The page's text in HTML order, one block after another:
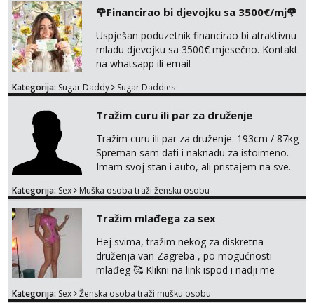
Maja
064/677-677 - Kod: #04
tel:0,93€ - mob:1,12€ min
Obavijesti me kada se oslobodi
Snježana
tel:0,93€ - mob:1,12€ min
Biljana
Tel:064/677-677- Kod: #132
tel:0,93€ - mob:1,12€ min
Obavijesti me kada se oslobodi
Alisa
Razgovaram :)
tel:0,93€ - mob:1,12€ min
🌹Financirao bi djevojku sa 3500€/mj🌹
Uspješan poduzetnik financirao bi atraktivnu
mladu djevojku sa 3500€ mjesečno. Kontakt
na whatsapp ili email
Kategorija: Sugar Daddy Sugar Daddies
Tražim curu ili par za druženje
Tražim curu ili par za druženje. 193cm / 87kg
Spreman sam dati i naknadu za istoimeno.
Imam svoj stan i auto, ali pristajem na sve.
brojeve. Molim Vas bez ponuda istog spola.
Kategorija: Sex Muška osoba traži žensku osobu
Tražim mlađega za sex
Hej svima, tražim nekog za diskretna
druženja van Zagreba , po mogućnosti
mlađeg 🥰 Klikni na link ispod i nadji me
Kategorija: Sex Ženska osoba traži mušku osobu